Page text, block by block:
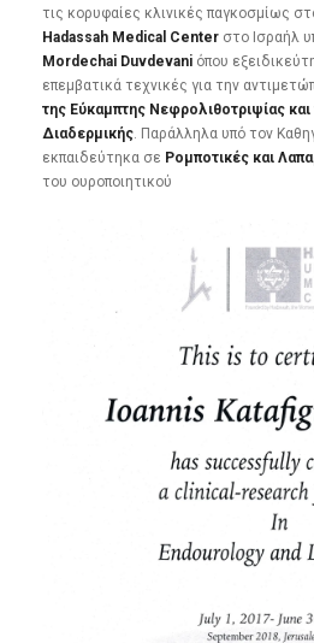
τις κορυφαίες κλινικές παγκοσμίως
Hadassah Medical Center στο Ισραήλ
Mordechai Duvdevani όπου
επεμβατικά τεχνικές για την
της Εύκαμπτης Νεφρολιθοτριψίας
Διαδερμικής. Παράλληλα υπό τον
εκπαιδεύτηκα σε Ρομποτικές και
του ουροποιητικού